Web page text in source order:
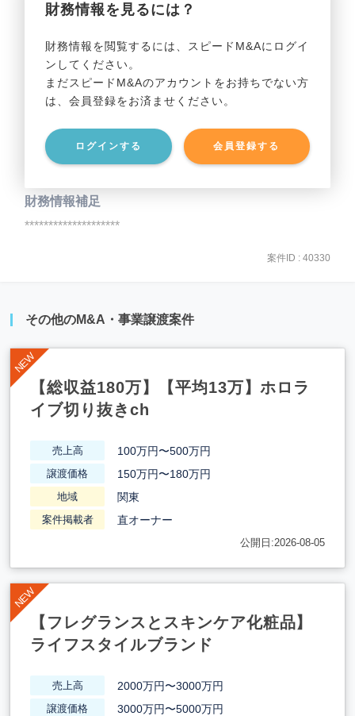
財務情報を見るには？
財務情報を閲覧するには、スピードM&Aにログイ
ンしてください。
まだスピードM&Aのアカウントをお持ちでない方
は、会員登録をお済ませください。
ログインする 会員登録する
事業利益 ********************
貸借対照表（B/S）
事業資産 ********************
事業負債 ********************
財務情報補足
********************
案件ID : 40330
その他のM&A・事業譲渡案件
【総収益180万】【平均13万】ホロラ
イブ切り抜きch
売上高 100万円〜500万円
譲渡価格 150万円〜180万円
地域 関東
案件掲載者 直オーナー
公開日:2026-08-05
【フレグランスとスキンケア化粧品】
ライフスタイルブランド
売上高 2000万円〜3000万円
譲渡価格 3000万円〜5000万円